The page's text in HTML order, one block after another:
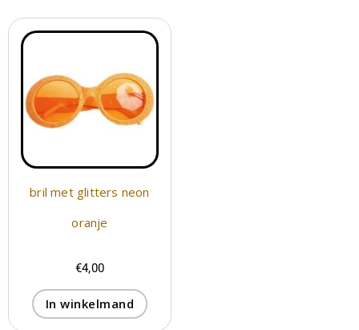
bril met glitters neon
oranje
€4,00
In winkelmand